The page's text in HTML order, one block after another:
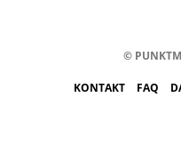
©
KONTAKT FAQ